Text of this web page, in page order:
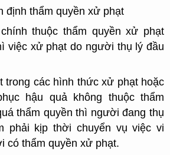
định thẩm quyền xử phạt
thuộc thẩm quyền xử phạt
việc xử phạt do người thụ lý đầu
trong các hình thức xử phạt hoặc
hậu quả không thuộc thẩm
thẩm quyền thì người đang thụ
phải kịp thời chuyển vụ việc vi
có thẩm quyền xử phạt.